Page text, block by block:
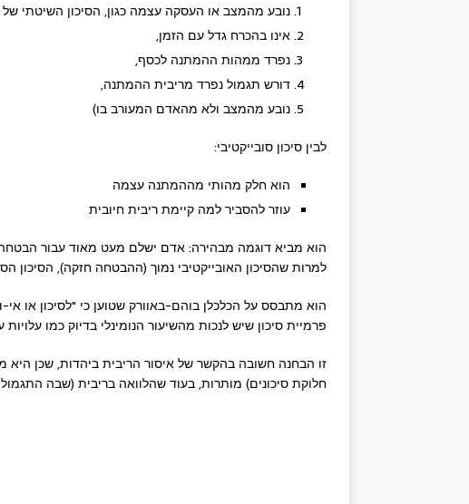
נובע מהמצב או העסקה עצמה כגון, הסיכון השיטתי של
אינו בהכרח גדל עם הזמן,
נפרד ממהות ההמתנה לכסף,
דורש תגמול נפרד מריבית ההמתנה,
נובע מהמצב ולא מהאדם המעורב בו)
לבין סיכון סובייקטיבי:
הוא חלק מהותי מההמתנה עצמה
עוזר להסביר למה קיימת ריבית חיובית
למרות שהסיכון האובייקטיבי נמוך (ההבטחה חזקה), הסיכון
הוא מתבסס על הכלכלן בוהם-באוורק שטוען כי "לסיכון או
פרמיית סיכון שיש לנכות מהשיעור הנומינלי בדיוק כמו
זו הבחנה חשובה בהקשר של איסור הריבית ביהדות, שכן
חלוקת סיכונים) מותרות, בעוד שהלוואה בריבית (שבה